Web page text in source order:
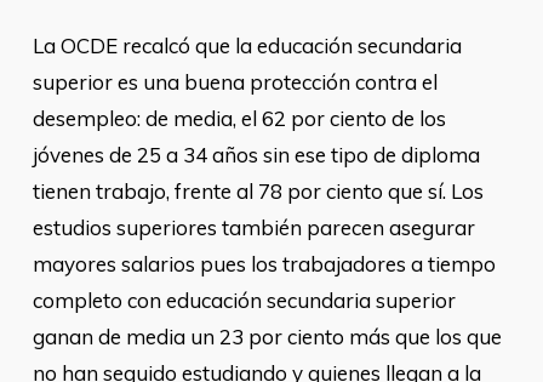
La OCDE recalcó que la educación secundaria
superior es una buena protección contra el
desempleo: de media, el 62 por ciento de los
jóvenes de 25 a 34 años sin ese tipo de diploma
tienen trabajo, frente al 78 por ciento que sí. Los
estudios superiores también parecen asegurar
mayores salarios pues los trabajadores a tiempo
completo con educación secundaria superior
ganan de media un 23 por ciento más que los que
no han seguido estudiando y quienes llegan a la